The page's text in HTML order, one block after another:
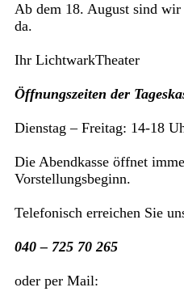
Ab dem 18. August sind
da.
Ihr LichtwarkTheater
Öffnungszeiten der
Dienstag – Freitag: 14-18
Die Abendkasse öffnet
Vorstellungsbeginn.
Telefonisch erreichen Sie
040 – 725 70 265
oder per Mail: